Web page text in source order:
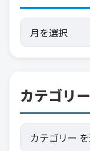
カテゴリー